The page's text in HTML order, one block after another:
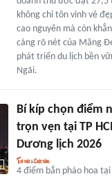
không chỉ tôn vinh vẻ
cao nguyên mà còn
càng rõ nét của Măng
phát triển du lịch bền
Ngãi.
Bí kíp chọn điểm
trọn vẹn tại TP
Dương lịch 2026
4 điểm bắn pháo hoa